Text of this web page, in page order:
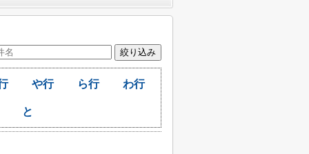
や行 ら行 わ行
と